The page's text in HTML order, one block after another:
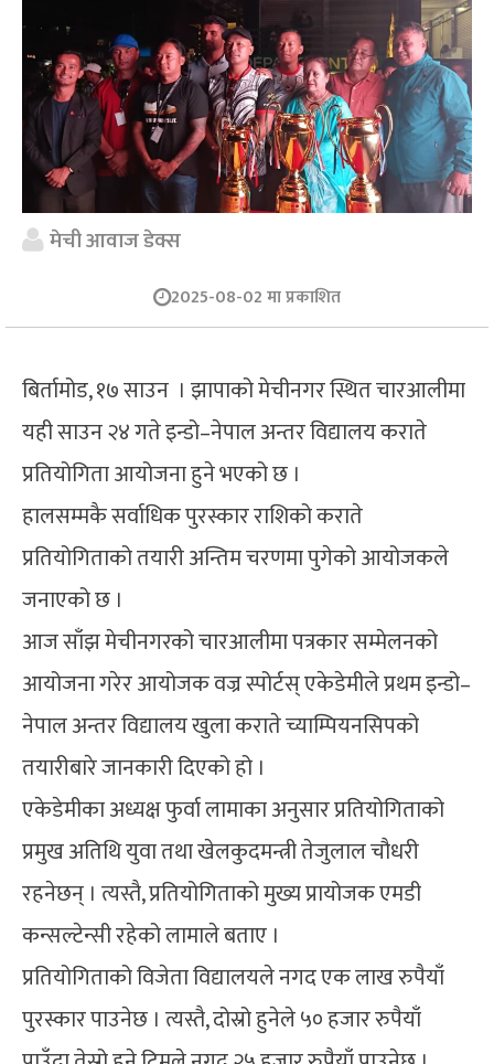
मेची आवाज डेक्स
2025-08-02 मा प्रकाशित
बिर्तामोड, १७ साउन । झापाको मेचीनगर स्थित चारआलीमा
यही साउन २४ गते इन्डो–नेपाल अन्तर विद्यालय कराते
प्रतियोगिता आयोजना हुने भएको छ ।
हालसम्मकै सर्वाधिक पुरस्कार राशिको कराते
प्रतियोगिताको तयारी अन्तिम चरणमा पुगेको आयोजकले
जनाएको छ ।
आज साँझ मेचीनगरको चारआलीमा पत्रकार सम्मेलनको
आयोजना गरेर आयोजक वज्र स्पोर्टस् एकेडेमीले प्रथम इन्डो–
नेपाल अन्तर विद्यालय खुला कराते च्याम्पियनसिपको
तयारीबारे जानकारी दिएको हो ।
एकेडेमीका अध्यक्ष फुर्वा लामाका अनुसार प्रतियोगिताको
प्रमुख अतिथि युवा तथा खेलकुदमन्त्री तेजुलाल चौधरी
रहनेछन् । त्यस्तै, प्रतियोगिताको मुख्य प्रायोजक एमडी
कन्सल्टेन्सी रहेको लामाले बताए ।
प्रतियोगिताको विजेता विद्यालयले नगद एक लाख रुपैयाँ
पुरस्कार पाउनेछ । त्यस्तै, दोस्रो हुनेले ५० हजार रुपैयाँ